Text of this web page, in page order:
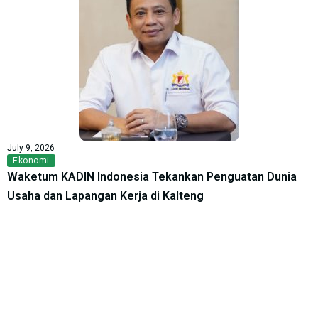
July 9, 2026
Ekonomi
Waketum KADIN Indonesia Tekankan Penguatan Dunia
Usaha dan Lapangan Kerja di Kalteng